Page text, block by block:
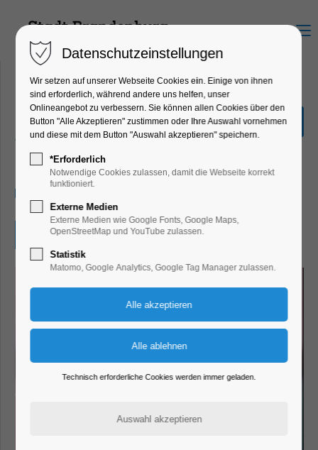
Menu
Manga-und Comic-
Zeichenwettbewerb
Kinder, Jugend, Kunst, Mitmach-Aktion
Eintritt frei
Datenschutzeinstellungen
Wir setzen auf unserer Webseite Cookies ein. Einige von ihnen
sind erforderlich, während andere uns helfen, unser
Onlineangebot zu verbessern. Sie können allen Cookies über den
Button "Alle Akzeptieren" zustimmen oder Ihre Auswahl vornehmen
und diese mit dem Button "Auswahl akzeptieren" speichern.
*Erforderlich
Notwendige Cookies zulassen, damit die Webseite korrekt
funktioniert.
Externe Medien
Externe Medien wie Google Fonts, Google Maps,
OpenStreetMap und YouTube zulassen.
Statistik
Matomo, Google Analytics, Google Tag Manager zulassen.
Technisch erforderliche Cookies werden immer geladen.